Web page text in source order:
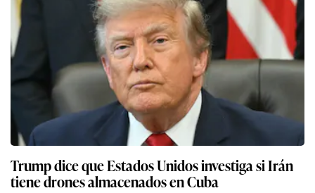
Trump dice que Estados Unidos investiga si Irán
tiene drones almacenados en Cuba